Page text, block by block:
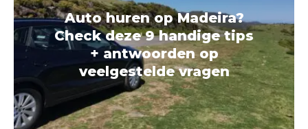
Auto huren op Madeira?
Check deze 9 handige tips
+ antwoorden op
veelgestelde vragen